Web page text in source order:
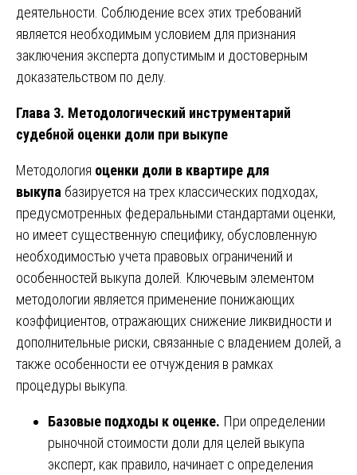
деятельности. Соблюдение всех этих требований
является необходимым условием для признания
заключения эксперта допустимым и достоверным
доказательством по делу.
Глава 3. Методологический инструментарий
судебной оценки доли при выкупе
Методология оценки доли в квартире для
выкупа базируется на трех классических подходах,
предусмотренных федеральными стандартами оценки,
но имеет существенную специфику, обусловленную
необходимостью учета правовых ограничений и
особенностей выкупа долей. Ключевым элементом
методологии является применение понижающих
коэффициентов, отражающих снижение ликвидности и
дополнительные риски, связанные с владением долей, а
также особенности ее отчуждения в рамках
процедуры выкупа.
Базовые подходы к оценке. При определении
рыночной стоимости доли для целей выкупа
эксперт, как правило, начинает с определения